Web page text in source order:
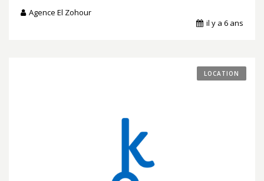
Agence El Zohour
il y a 6 ans
LOCATION